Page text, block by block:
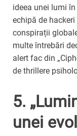
ideea unei lumi
echipă de
conspirații
multe întrebări
alert fac din
de thrillere
5.
unei